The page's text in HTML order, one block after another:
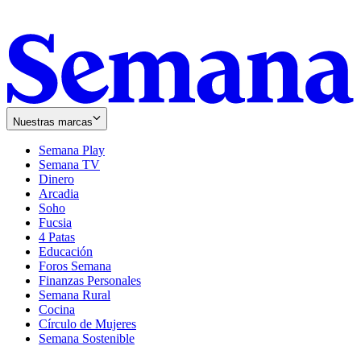
Nuestras marcas
Semana Play
Semana TV
Dinero
Arcadia
Soho
in
new
window
Fucsia
in
new
window
4 Patas
Educación
Foros Semana
Finanzas Personales
Semana Rural
Cocina
Círculo de Mujeres
Semana Sostenible